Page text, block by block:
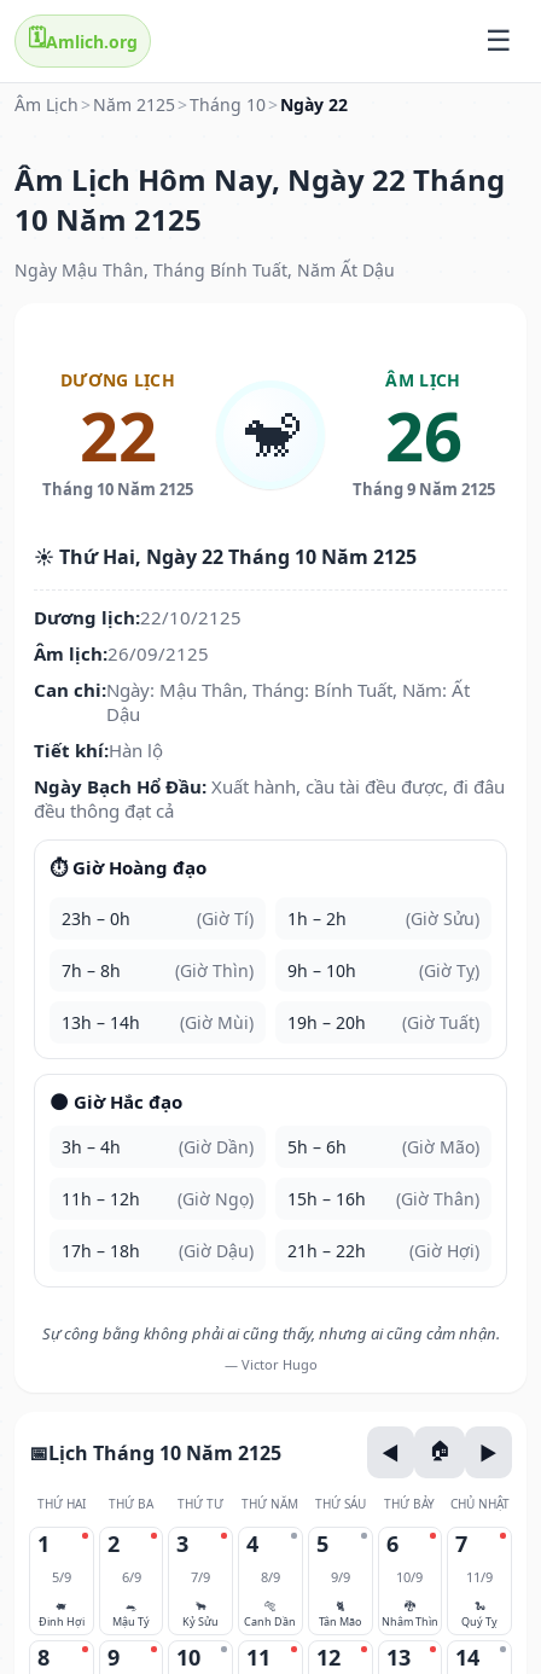
🗓️Amlich.org
Âm Lịch > Năm 2125 >Tháng 10> Ngày 22
Âm Lịch Hôm Nay, Ngày 22 Tháng
10 Năm 2125
Ngày Mậu Thân, Tháng Bính Tuất, Năm Ất Dậu
DƯƠNG LỊCH
22
Tháng 10 Năm 2125
🐒
ÂM LỊCH
26
Tháng 9 Năm 2125
☀️ Thứ Hai, Ngày 22 Tháng 10 Năm 2125
Dương lịch:22/10/2125
Âm lịch:26/09/2125
Can chi:Ngày: Mậu Thân, Tháng: Bính Tuất, Năm: Ất
Dậu
Tiết khí:Hàn lộ
Ngày Bạch Hổ Đầu: Xuất hành, cầu tài đều được, đi đâu
đều thông đạt cả
⏱️ Giờ Hoàng đạo
23h – 0h (Giờ Tí) 1h – 2h (Giờ Sửu)
7h – 8h (Giờ Thìn) 9h – 10h (Giờ Tỵ)
13h – 14h (Giờ Mùi) 19h – 20h (Giờ Tuất)
🌑 Giờ Hắc đạo
3h – 4h (Giờ Dần) 5h – 6h (Giờ Mão)
11h – 12h (Giờ Ngọ) 15h – 16h (Giờ Thân)
17h – 18h (Giờ Dậu) 21h – 22h (Giờ Hợi)
Sự công bằng không phải ai cũng thấy, nhưng ai cũng cảm nhận.
— Victor Hugo
Lịch Tháng 10 Năm 2125
THỨ HAI THỨ BA THỨ TƯ THỨ NĂM THỨ SÁU THỨ BẢY CHỦ NHẬT
1
5/9
🐖
Đinh Hợi
2
6/9
🐀
Mậu Tý
3
7/9
🐂
Kỷ Sửu
4
8/9
🐅
Canh Dần
5
9/9
🐈
Tân Mão
6
10/9
🐉
Nhâm Thìn
7
11/9
🐍
Quý Tỵ
8 9 10 11 12 13 14